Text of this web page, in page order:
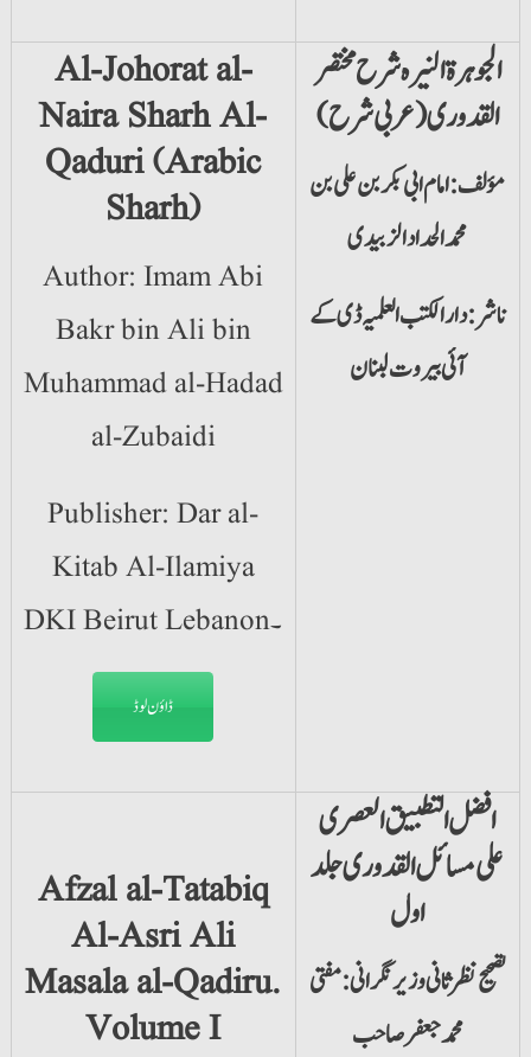
Al-Johorat al-
Naira Sharh Al-
Qaduri (Arabic
Sharh)
Author: Imam Abi
Bakr bin Ali bin
Muhammad al-Hadad
al-Zubaidi
Publisher: Dar al-
Kitab Al-Ilamiya
DKI Beirut Lebanon۔
ڈاؤن لوڈ
الجوہرۃ النیرہ شرح مختصر
القدوری (عربی شرح)
مؤلف: امام ابی بکر بن علی بن
محمد الحداد الزبیدی
ناشر: دارالکتب العلمیہ ڈی کے
آئی بیروت لبنان
Afzal al-Tatabiq
Al-Asri Ali
Masala al-Qadiru.
Volume I
افضل التطبیق العصری
علی مسائل القدوری جلد
اول
تصحیح نظر ثانی و زیر نگرانی: مفتی
محمد جعفر صاحب